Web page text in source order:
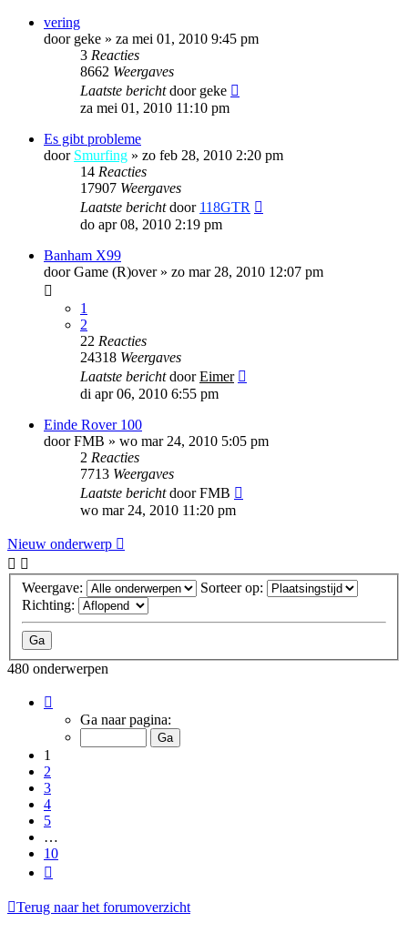
vering
door geke » za mei 01, 2010 9:45 pm
3 Reacties
8662 Weergaves
Laatste berichtdoor geke
za mei 01, 2010 11:10 pm
Es gibt probleme
door Smurfing » zo feb 28, 2010 2:20 pm
14 Reacties
17907 Weergaves
Laatste berichtdoor 118GTR
do apr 08, 2010 2:19 pm
Banham X99
doorGame (R)over» zo mar 28, 2010 12:07 pm
1
2
22 Reacties
24318 Weergaves
Laatste berichtdoorEimer
di apr 06, 2010 6:55 pm
Einde Rover 100
doorFMB » wo mar 24, 2010 5:05 pm
2 Reacties
7713 Weergaves
Laatste berichtdoorFMB
wo mar 24, 2010 11:20 pm
Nieuw onderwerp
Weergave:
Sorteer op:
Richting:
480 onderwerpen
van
Ga naar pagina:
1
2
3
4
5
…
10
Terug naar het forumoverzicht